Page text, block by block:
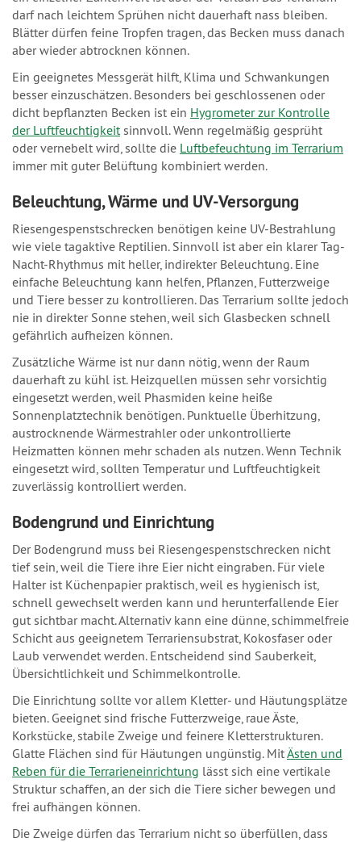
darf nach leichtem Sprühen nicht dauerhaft nass bleiben.
Blätter dürfen feine Tropfen tragen, das Becken muss danach
aber wieder abtrocknen können.
Ein geeignetes Messgerät hilft, Klima und Schwankungen
besser einzuschätzen. Besonders bei geschlossenen oder
dicht bepflanzten Becken ist ein Hygrometer zur Kontrolle
der Luftfeuchtigkeitsinnvoll. Wenn regelmäßig gesprüht
oder vernebelt wird, sollte die Luftbefeuchtung im Terrarium
immer mit guter Belüftung kombiniert werden.
Beleuchtung, Wärme und UV-Versorgung
Riesengespenstschrecken benötigen keine UV-Bestrahlung
wie viele tagaktive Reptilien. Sinnvoll ist aber ein klarer Tag-
Nacht-Rhythmus mit heller, indirekter Beleuchtung. Eine
einfache Beleuchtung kann helfen, Pflanzen, Futterzweige
und Tiere besser zu kontrollieren. Das Terrarium sollte jedoch
nie in direkter Sonne stehen, weil sich Glasbecken schnell
gefährlich aufheizen können.
Zusätzliche Wärme ist nur dann nötig, wenn der Raum
dauerhaft zu kühl ist. Heizquellen müssen sehr vorsichtig
eingesetzt werden, weil Phasmiden keine heiße
Sonnenplatztechnik benötigen. Punktuelle Überhitzung,
austrocknende Wärmestrahler oder unkontrollierte
Heizmatten können mehr schaden als nutzen. Wenn Technik
eingesetzt wird, sollten Temperatur und Luftfeuchtigkeit
zuverlässig kontrolliert werden.
Bodengrund und Einrichtung
Der Bodengrund muss bei Riesengespenstschrecken nicht
tief sein, weil die Tiere ihre Eier nicht eingraben. Für viele
Halter ist Küchenpapier praktisch, weil es hygienisch ist,
schnell gewechselt werden kann und herunterfallende Eier
gut sichtbar macht. Alternativ kann eine dünne, schimmelfreie
Schicht aus geeignetem Terrariensubstrat, Kokosfaser oder
Laub verwendet werden. Entscheidend sind Sauberkeit,
Übersichtlichkeit und Schimmelkontrolle.
Die Einrichtung sollte vor allem Kletter- und Häutungsplätze
bieten. Geeignet sind frische Futterzweige, raue Äste,
Korkstücke, stabile Zweige und feinere Kletterstrukturen.
Glatte Flächen sind für Häutungen ungünstig. MitÄsten und
Reben für die Terrarieneinrichtung lässt sich eine vertikale
Struktur schaffen, an der sich die Tiere sicher bewegen und
frei aufhängen können.
Die Zweige dürfen das Terrarium nicht so überfüllen, dass